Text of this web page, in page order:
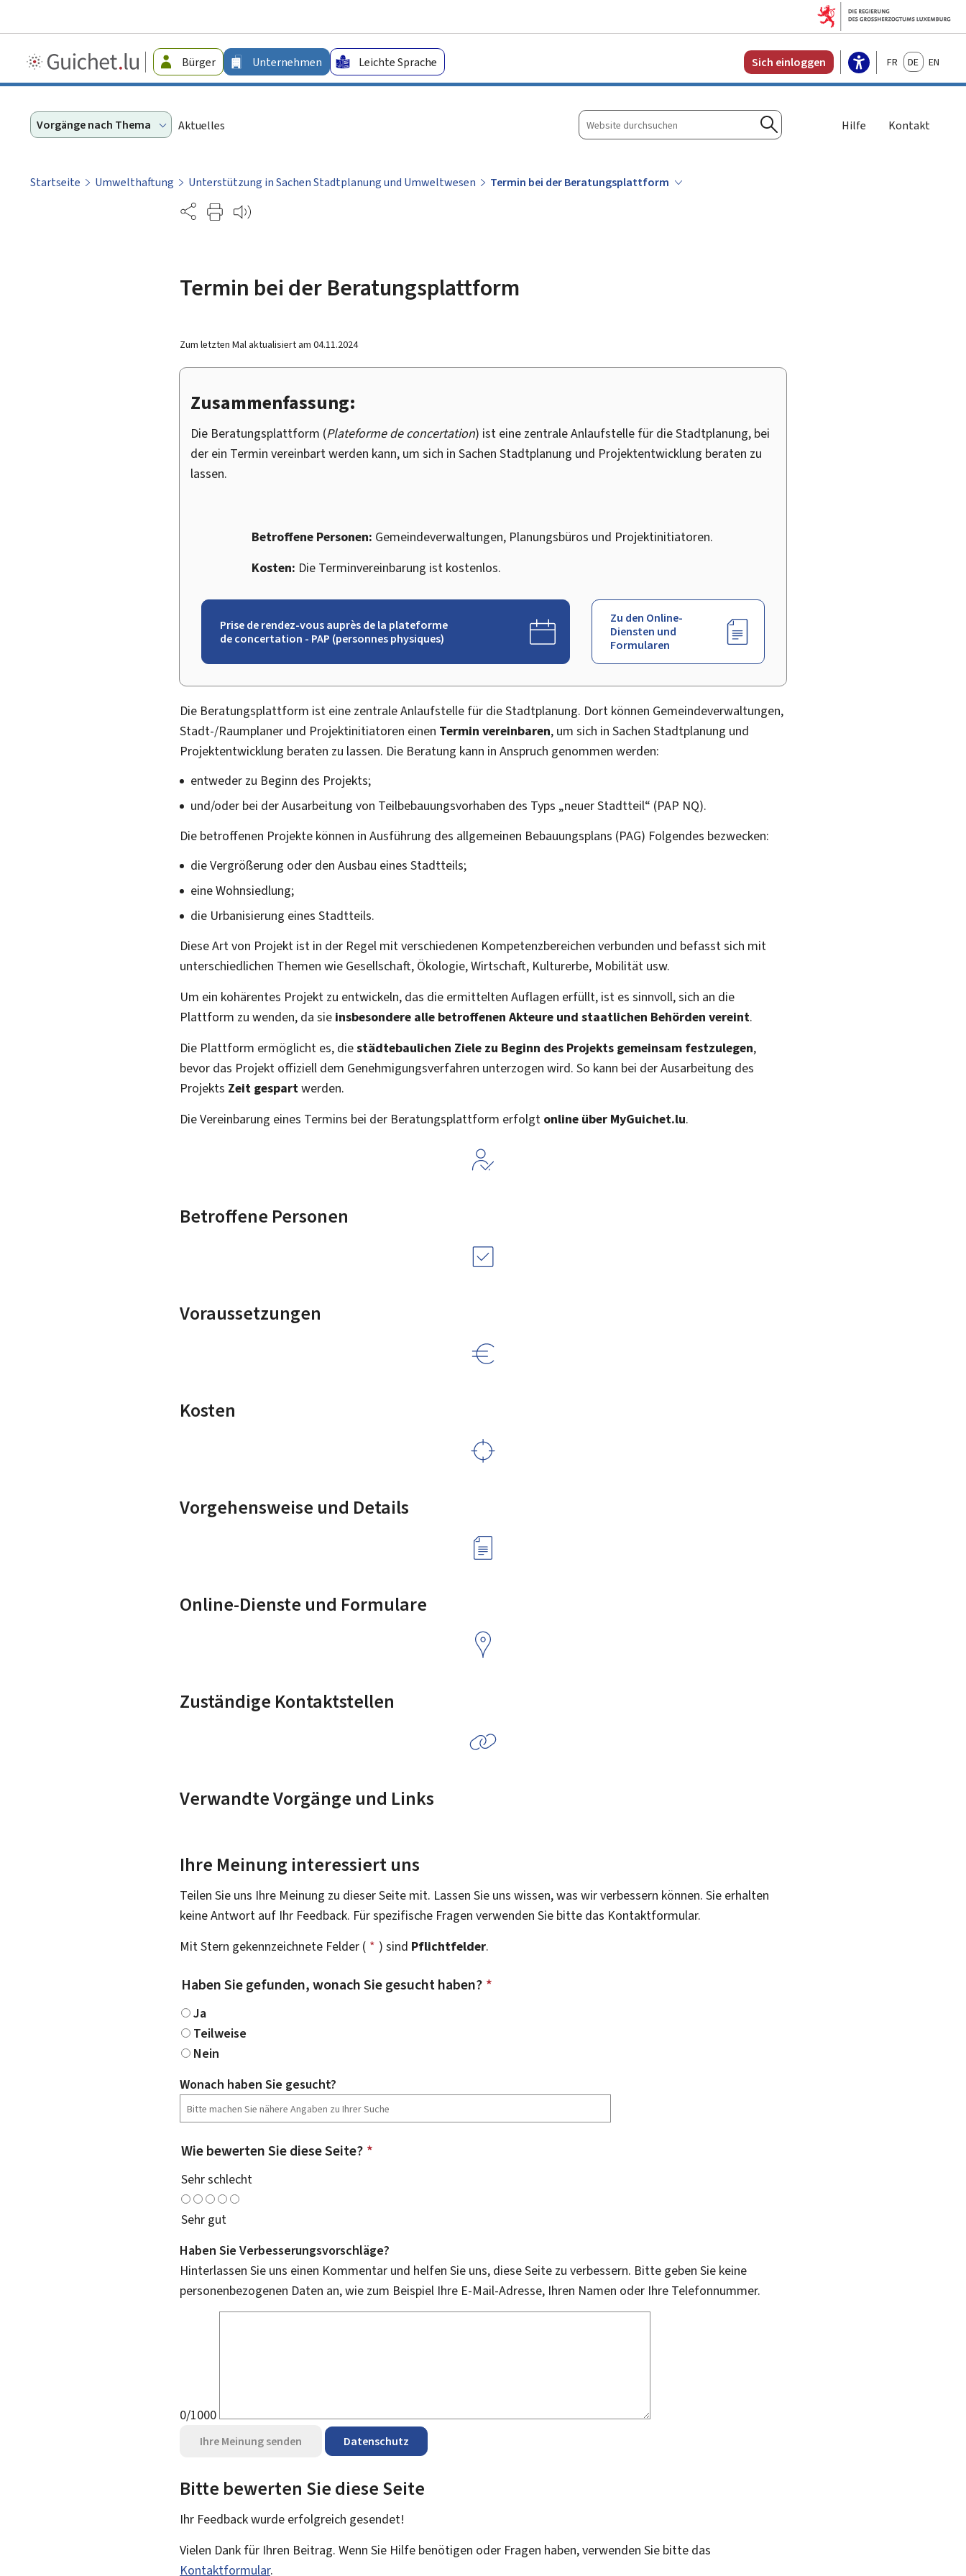
Guichet.lu
-
Bürger Unternehmen Leichte Sprache Sich einloggen FrançaisDeutschEnglish
Vorgänge nach Thema Aktuelles
Website
durchsuchen
Suchen
Hilfe Kontakt
Startseite Umwelthaftung Unterstützung in Sachen Stadtplanung und Umweltwesen
Termin bei der Beratungsplattform
Partage
Termin bei der Beratungsplattform
Zum letzten Mal aktualisiert am 04.11.2024
Zusammenfassung:
Die Beratungsplattform (Plateforme de concertation) ist eine zentrale Anlaufstelle für die Stadtplanung, bei
der ein Termin vereinbart werden kann, um sich in Sachen Stadtplanung und Projektentwicklung beraten zu
lassen.
Betroffene Personen: Gemeindeverwaltungen, Planungsbüros und Projektinitiatoren.
Kosten: Die Terminvereinbarung ist kostenlos.
Prise de rendez-vous auprès de la plateforme
de concertation - PAP (personnes physiques)
Zu den Online-
Diensten und
Formularen
Die Beratungsplattform ist eine zentrale Anlaufstelle für die Stadtplanung. Dort können Gemeindeverwaltungen,
Stadt-/Raumplaner und Projektinitiatoren einen Termin vereinbaren, um sich in Sachen Stadtplanung und
Projektentwicklung beraten zu lassen. Die Beratung kann in Anspruch genommen werden:
entweder zu Beginn des Projekts;
und/oder bei der Ausarbeitung von Teilbebauungsvorhaben des Typs „neuer Stadtteil“ (PAP NQ).
Die betroffenen Projekte können in Ausführung des allgemeinen Bebauungsplans (PAG) Folgendes bezwecken:
die Vergrößerung oder den Ausbau eines Stadtteils;
eine Wohnsiedlung;
die Urbanisierung eines Stadtteils.
Diese Art von Projekt ist in der Regel mit verschiedenen Kompetenzbereichen verbunden und befasst sich mit
unterschiedlichen Themen wie Gesellschaft, Ökologie, Wirtschaft, Kulturerbe, Mobilität usw.
Um ein kohärentes Projekt zu entwickeln, das die ermittelten Auflagen erfüllt, ist es sinnvoll, sich an die
Plattform zu wenden, da sie insbesondere alle betroffenen Akteure und staatlichen Behörden vereint.
Die Plattform ermöglicht es, diestädtebaulichen Ziele zu Beginn des Projekts gemeinsam festzulegen,
bevor das Projekt offiziell dem Genehmigungsverfahren unterzogen wird. So kann bei der Ausarbeitung des
Projekts Zeit gespartwerden.
Die Vereinbarung eines Termins bei der Beratungsplattform erfolgt online über MyGuichet.lu.
Betroffene Personen
Voraussetzungen
Kosten
Vorgehensweise und Details
Online-Dienste und Formulare
Zuständige Kontaktstellen
Verwandte Vorgänge und Links
Ihre Meinung interessiert uns
Teilen Sie uns Ihre Meinung zu dieser Seite mit. Lassen Sie uns wissen, was wir verbessern können. Sie erhalten
keine Antwort auf Ihr Feedback. Für spezifische Fragen verwenden Sie bitte das Kontaktformular.
Mit Stern gekennzeichnete Felder ( * ) sind Pflichtfelder.
Haben Sie gefunden, wonach Sie gesucht haben? *
Ja
Teilweise
Nein
Wonach haben Sie gesucht?
Wie bewerten Sie diese Seite? *
Sehr schlecht
Sehr gut
Haben Sie Verbesserungsvorschläge?
Hinterlassen Sie uns einen Kommentar und helfen Sie uns, diese Seite zu verbessern. Bitte geben Sie keine
personenbezogenen Daten an, wie zum Beispiel Ihre E-Mail-Adresse, Ihren Namen oder Ihre Telefonnummer.
0/1000
Ihre Meinung senden Datenschutz
Bitte bewerten Sie diese Seite
Ihr Feedback wurde erfolgreich gesendet!
Vielen Dank für Ihren Beitrag. Wenn Sie Hilfe benötigen oder Fragen haben, verwenden Sie bitte das
Kontaktformular.